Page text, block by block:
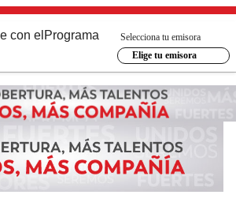
con el Programa
Selecciona tu emisora
Elige tu emisora